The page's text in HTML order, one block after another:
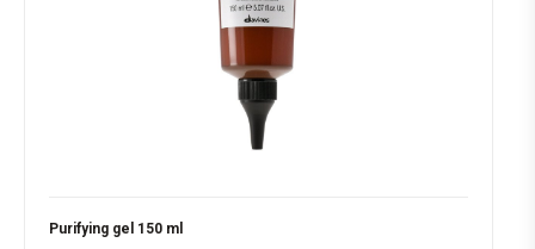
Purifying gel 150 ml